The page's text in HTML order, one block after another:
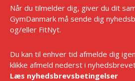
Når du tilmelder dig, giver du dit
GymDanmark må sende dig
og/eller FitNyt.
Du kan til enhver tid afmelde dig
klikke afmeld nederst i
Læs nyhedsbrevsbetingelser